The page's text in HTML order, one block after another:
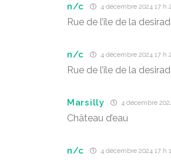
n/c 4 décembre 2024 17 h
Rue de l’île de la
n/c 4 décembre 2024 17 h
Rue de l’île de la
Marsilly 4 décembre
Château d’eau
n/c 4 décembre 2024 17 h